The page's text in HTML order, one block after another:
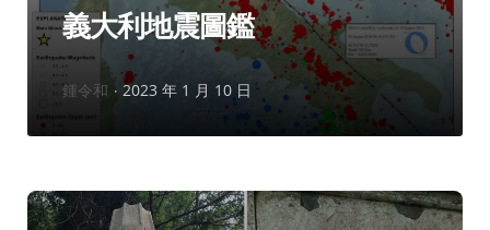
義大利地震圖鑑
作
鍾令和 2023 年 1 月 10 日